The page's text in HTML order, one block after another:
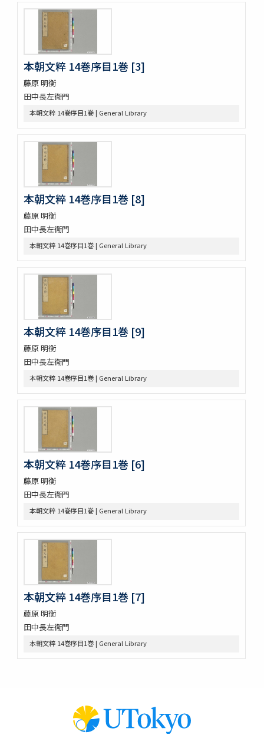
六根清浄大祓 . 神道大意
ますかゝみ 17巻
信長記 15巻
建礼門院右京大夫家集 2巻
三國佛法傳通縁起 3巻
列子鬳齋口義 2巻
をみなへし 3巻
鴨長明方丈記之抄
なくさみ草 8巻
長恨歌 1巻坿傳1巻琵琶行1巻野馬臺詩1巻
一宮巡詣記抜粹 2巻 (存1巻)
花街漫録 2巻
北女閭起原 3巻
日蓮聖人註画畫讃 5巻
をりをりくさ 4巻
増補洞房語園 2巻
高尾考
中家實録 (存19巻)
源語秘訣
勢語圖説抄 5巻
落窪物語 4巻
法隆寺伽藍縁起并流記資財事
倭屋一家言 3巻
鷹桐之卷抜書
伊勢千句註
つれつれ草拾遺
卜養狂哥集 2巻
播州舊記
四季物語
すみよし物語
本朝續文粹 13巻
紀伊國牟婁郡色川村色川氏藏文書
大鏡 (存2巻)
壬戌羇旅漫録 2巻
明徳記 3巻
四神地名録 9巻附録1巻
薩摩國風土記
金仙寺殿記録残闕
﨑鎮八絶
隠秘録 5巻
上月記外諸家系図
曾文定公全集 20巻首1巻末1巻
口逰
矢ひらき聞書
蟇目之口决
傳經樓經説 (存1巻)
新譯大西洋撿夫爾日本志圗解
本朝文粹 14巻序目1巻 [3]
藤原 明衡
田中長左衞門
本朝文粹 14巻序目1巻 | General Library
本朝文粹 14巻序目1巻 [8]
藤原 明衡
田中長左衞門
本朝文粹 14巻序目1巻 | General Library
本朝文粹 14巻序目1巻 [9]
藤原 明衡
田中長左衞門
本朝文粹 14巻序目1巻 | General Library
本朝文粹 14巻序目1巻 [6]
藤原 明衡
田中長左衞門
本朝文粹 14巻序目1巻 | General Library
本朝文粹 14巻序目1巻 [7]
藤原 明衡
田中長左衞門
本朝文粹 14巻序目1巻 | General Library